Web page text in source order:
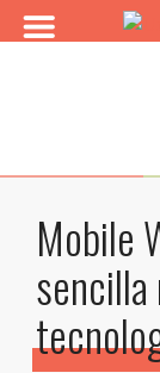
Mobile